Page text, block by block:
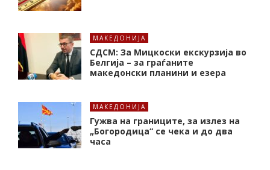
МАКЕДОНИЈА
СДСМ: За Мицкоски екскурзија во
Белгија – за граѓаните
македонски планини и езера
МАКЕДОНИЈА
Гужва на границите, за излез на
„Богородица“ се чека и до два
часа